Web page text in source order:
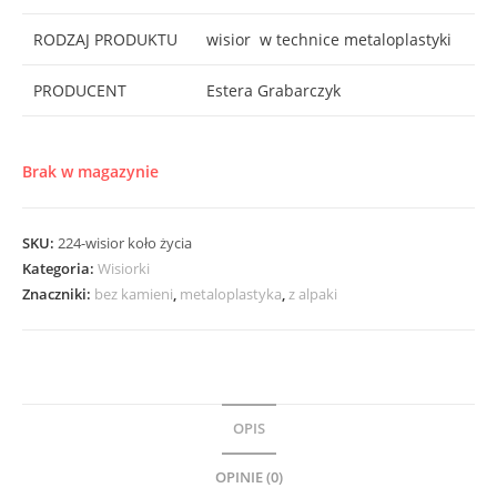
RODZAJ PRODUKTU wisior w technice metaloplastyki
PRODUCENT Estera Grabarczyk
Brak w magazynie
SKU: 224-wisior koło życia
Kategoria: Wisiorki
Znaczniki: bez kamieni, metaloplastyka,z alpaki
OPIS
OPINIE (0)